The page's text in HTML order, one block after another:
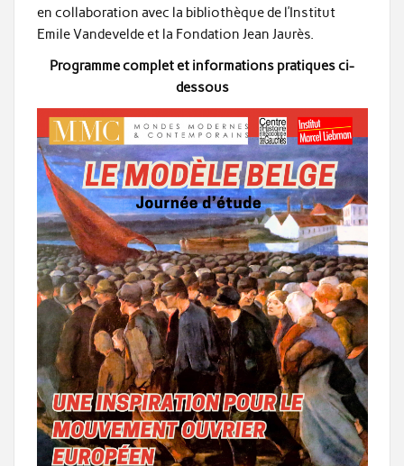
en collaboration avec la bibliothèque de l’Institut
Emile Vandevelde et la Fondation Jean Jaurès.
Programme complet et informations pratiques ci-
dessous